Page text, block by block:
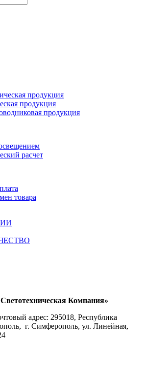
продукция
продукция
продукция
расчет
товара
Компания»
адрес: 295018, Республика
г. Симферополь, ул. Линейная,